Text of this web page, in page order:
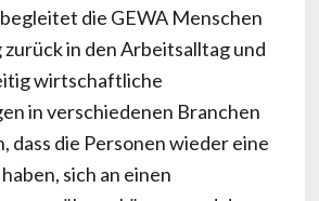
die GEWA Menschen
in den Arbeitsalltag und
wirtschaftliche
in verschiedenen Branchen
dass die Personen wieder eine
sich an einen